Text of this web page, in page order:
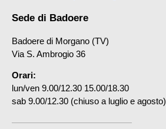
Sede di Badoere
Badoere di Morgano (TV)
Via S. Ambrogio 36
Orari:
lun/ven 9.00/12.30 15.00/18.30
sab 9.00/12.30 (chiuso a luglio e agosto)